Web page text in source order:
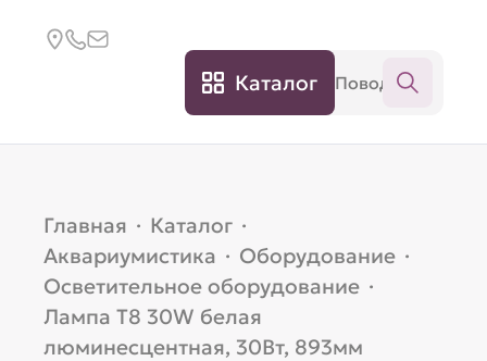
Каталог
Главная · Каталог ·
Аквариумистика · Оборудование ·
Осветительное оборудование ·
Лампа T8 30W белая
люминесцентная, 30Вт, 893мм